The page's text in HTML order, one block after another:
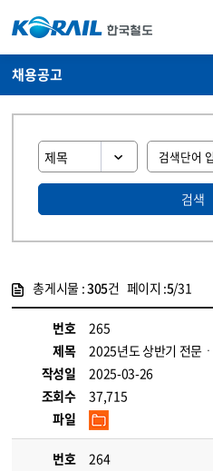
채용공고
검색
총게시물 :305건 페이지 :5/31
번호
265
제목
2025년도 상반기 전문
작성일
2025-03-26
조회수
37,715
파일
번호
264